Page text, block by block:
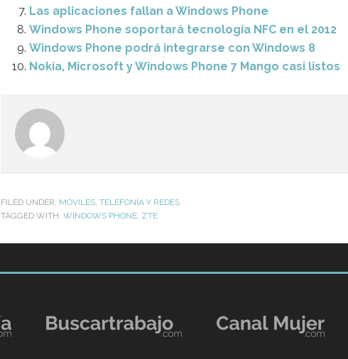
Las aplicaciones fallan a Windows Phone
Windows Phone soportará tecnología NFC en el 2012
Windows Phone podrá integrarse con Windows 8
Nokia, Microsoft y Windows Phone 7 Mango casi listos
FILED UNDER: MÓVILES, TELEFONÍA Y REDES
TAGGED WITH: WINDOWS PHONE, ZTE